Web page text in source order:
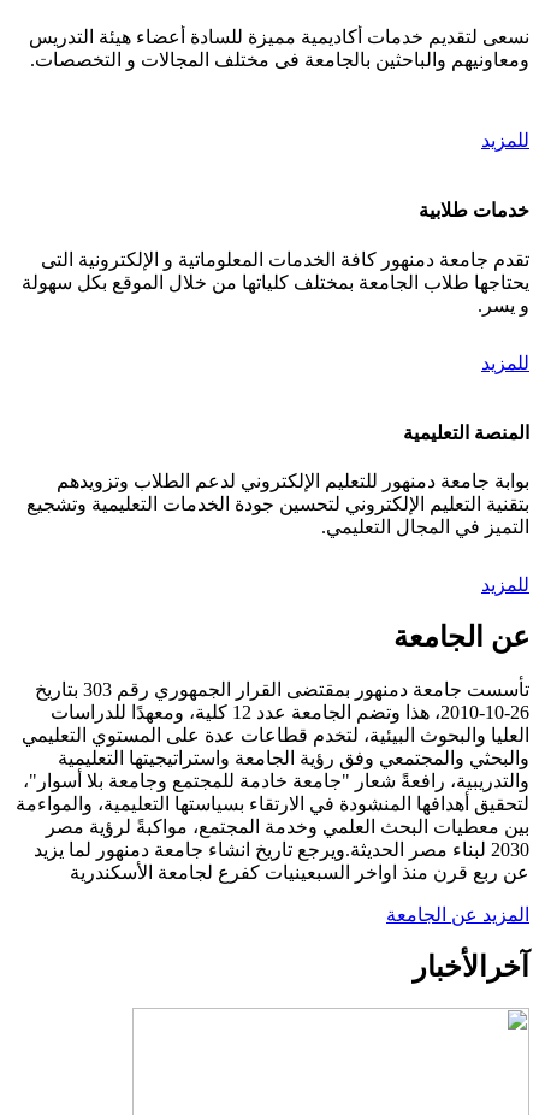
نسعى لتقديم خدمات أكاديمية مميزة للسادة أعضاء هيئة التدريس
ومعاونيهم والباحثين بالجامعة فى مختلف المجالات و التخصصات.
للمزيد
خدمات طلابية
تقدم جامعة دمنهور كافة الخدمات المعلوماتية و الإلكترونية التى
يحتاجها طلاب الجامعة بمختلف كلياتها من خلال الموقع بكل سهولة
و يسر.
للمزيد
المنصة التعليمية
بوابة جامعة دمنهور للتعليم الإلكتروني لدعم الطلاب وتزويدهم
بتقنية التعليم الإلكتروني لتحسين جودة الخدمات التعليمية وتشجيع
التميز في المجال التعليمي.
للمزيد
عن الجامعة
تأسست جامعة دمنهور بمقتضى القرار الجمهوري رقم 303 بتاريخ
26-10-2010، هذا وتضم الجامعة عدد 12 كلية، ومعهدًا للدراسات
العليا والبحوث البيئية، لتخدم قطاعات عدة على المستوي التعليمي
والبحثي والمجتمعي وفق رؤية الجامعة واستراتيجيتها التعليمية
والتدريبية، رافعةً شعار "جامعة خادمة للمجتمع وجامعة بلا أسوار"،
لتحقيق أهدافها المنشودة في الارتقاء بسياستها التعليمية، والمواءمة
بين معطيات البحث العلمي وخدمة المجتمع، مواكبةً لرؤية مصر
2030 لبناء مصر الحديثة.ويرجع تاريخ انشاء جامعة دمنهور لما يزيد
عن ربع قرن منذ اواخر السبعينيات كفرع لجامعة الأسكندرية
المزيد عن الجامعة
آخر الأخبار